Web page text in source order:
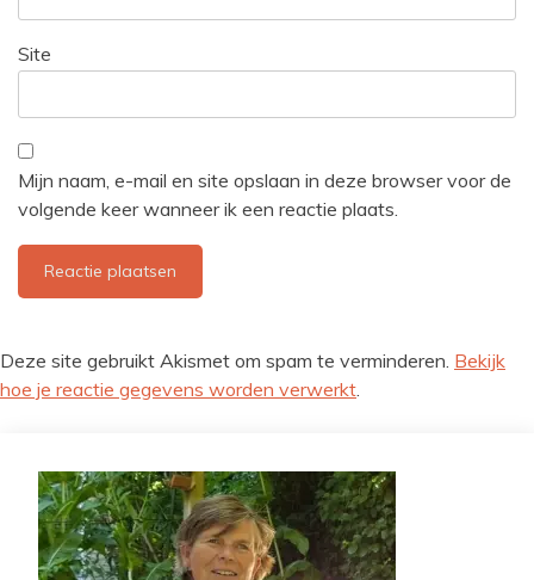
Site
Mijn naam, e-mail en site opslaan in deze browser voor de
volgende keer wanneer ik een reactie plaats.
Deze site gebruikt Akismet om spam te verminderen. Bekijk
hoe je reactie gegevens worden verwerkt